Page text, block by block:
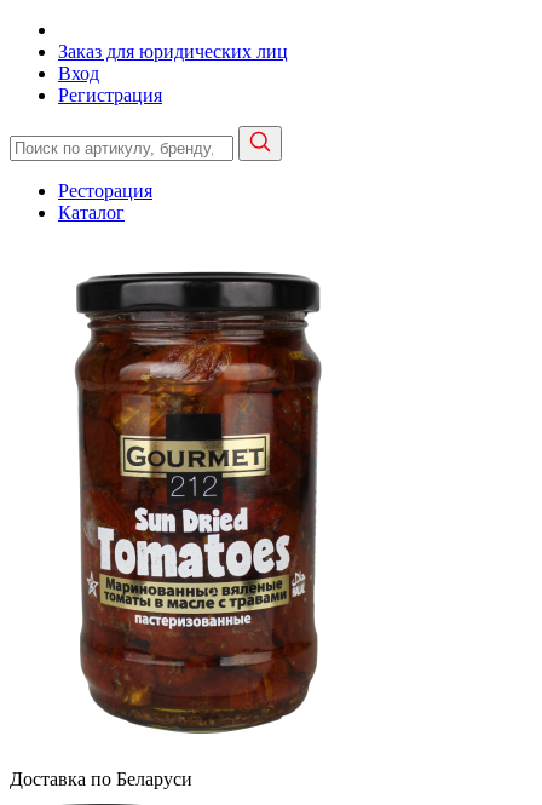
Заказ для юридических лиц
Вход
Регистрация
Ресторация
Каталог
Доcтавка по Беларуси